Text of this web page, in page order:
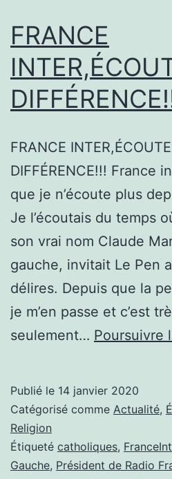
FRANCE
FRANCE
DIFFÉRENCE!!! France
que je n’écoute plus
Je l’écoutais du temps
son vrai nom Claude
gauche, invitait Le Pen
délires. Depuis que la
je m’en passe et c’est
seulement… Poursuivre
Publié le 14 janvier 2020
Catégorisé comme Actualité,
Religion
Étiqueté catholiques,
Gauche, Président de Radio